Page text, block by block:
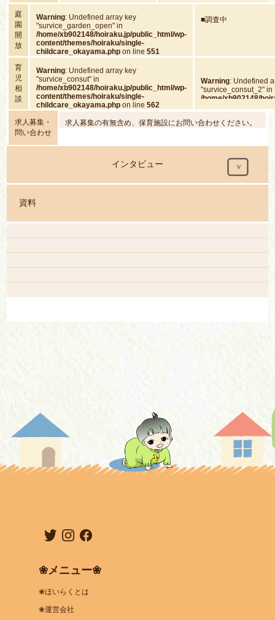
庭
園
開
放
Warning: Undefined array key
"survice_garden_open" in
/home/xb902148/hoiraku.jp/public_html/wp-
content/themes/hoiraku/single-
childcare_okayama.php on line551
■調査中
育
児
相
談
Warning: Undefined array key
"survice_consut" in
/home/xb902148/hoiraku.jp/public_html/wp-
content/themes/hoiraku/single-
childcare_okayama.php on line562
Warning: Undefined
"survice_consut_2" in
/home/xb902148/
求人募集・
問い合わせ
求人募集の有無含め、保育施設にお問い合わせください。
インタビュー
資料
❀メニュー❀
❀ほいらくとは
❀運営会社